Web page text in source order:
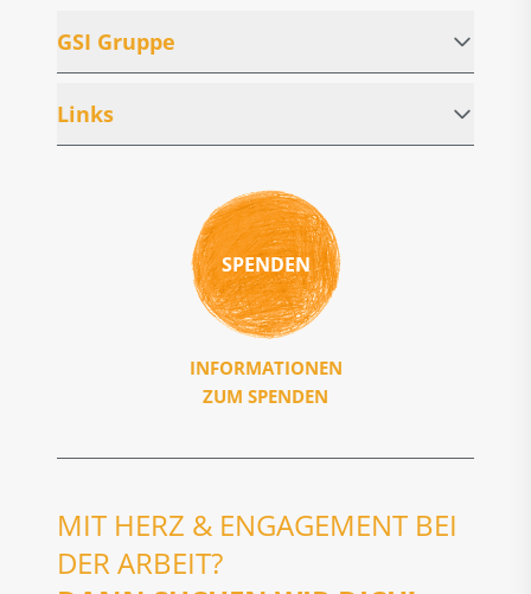
GSI Gruppe
Links
SPENDEN
INFORMATIONEN
ZUM SPENDEN
MIT HERZ & ENGAGEMENT BEI
DER ARBEIT?